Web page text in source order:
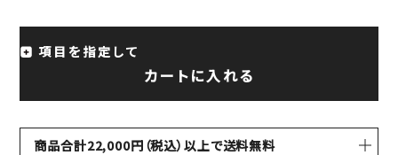
項目を指定して
カートに入れる
商品合計22,000円（税込）以上で送料無料